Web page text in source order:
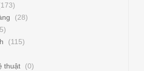
(28)
(115)
thuật
(0)